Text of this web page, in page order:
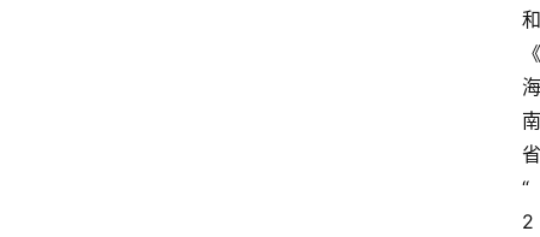
和
《
海
南
省
“
2